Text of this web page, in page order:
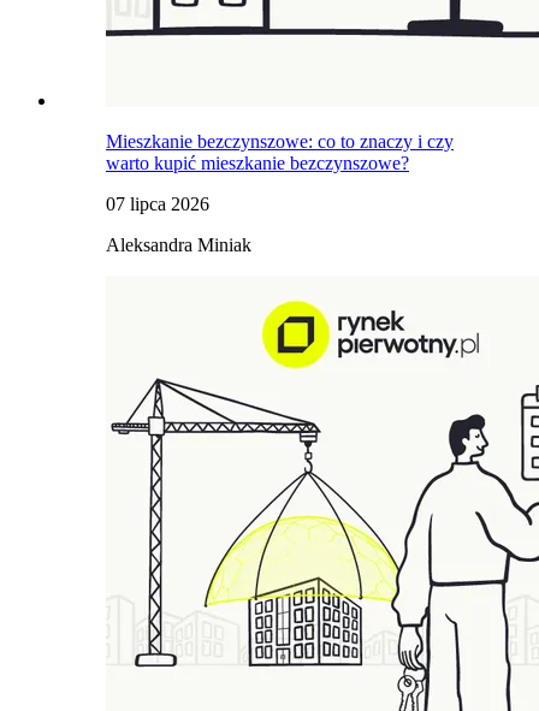
Mieszkanie bezczynszowe: co to znaczy i czy
warto kupić mieszkanie bezczynszowe?
07 lipca 2026
Aleksandra Miniak